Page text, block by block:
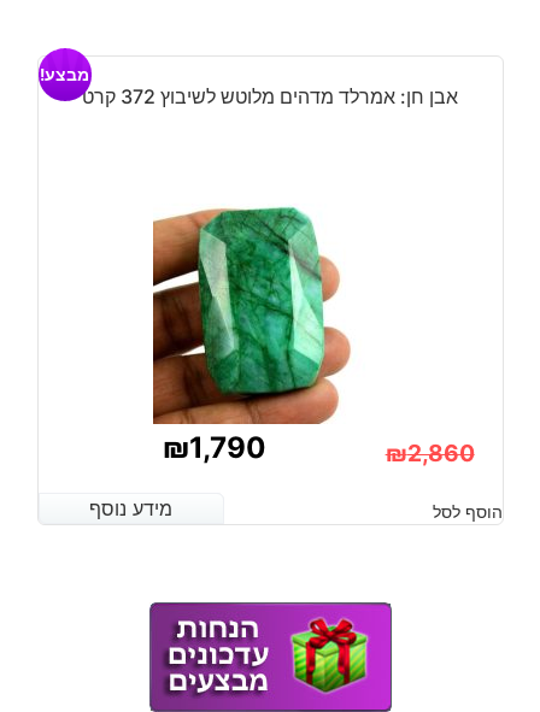
אבן חן: אמרלד מדהים מלוטש לשיבוץ 372 קרט
מבצע!
₪2,860
המקורי
₪2,860.
₪1,790
הנוכחי
₪1,790.
מידע נוסף הוסף לסל מידע נוסף